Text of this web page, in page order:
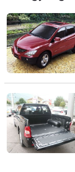
d'achat
Electriques
Utilitaires
Flottes
Auto
Services
Forum